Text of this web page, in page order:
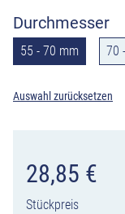
Durchmesser
55 - 70 mm 70
Auswahl zurücksetzen
28,85 €
Stückpreis